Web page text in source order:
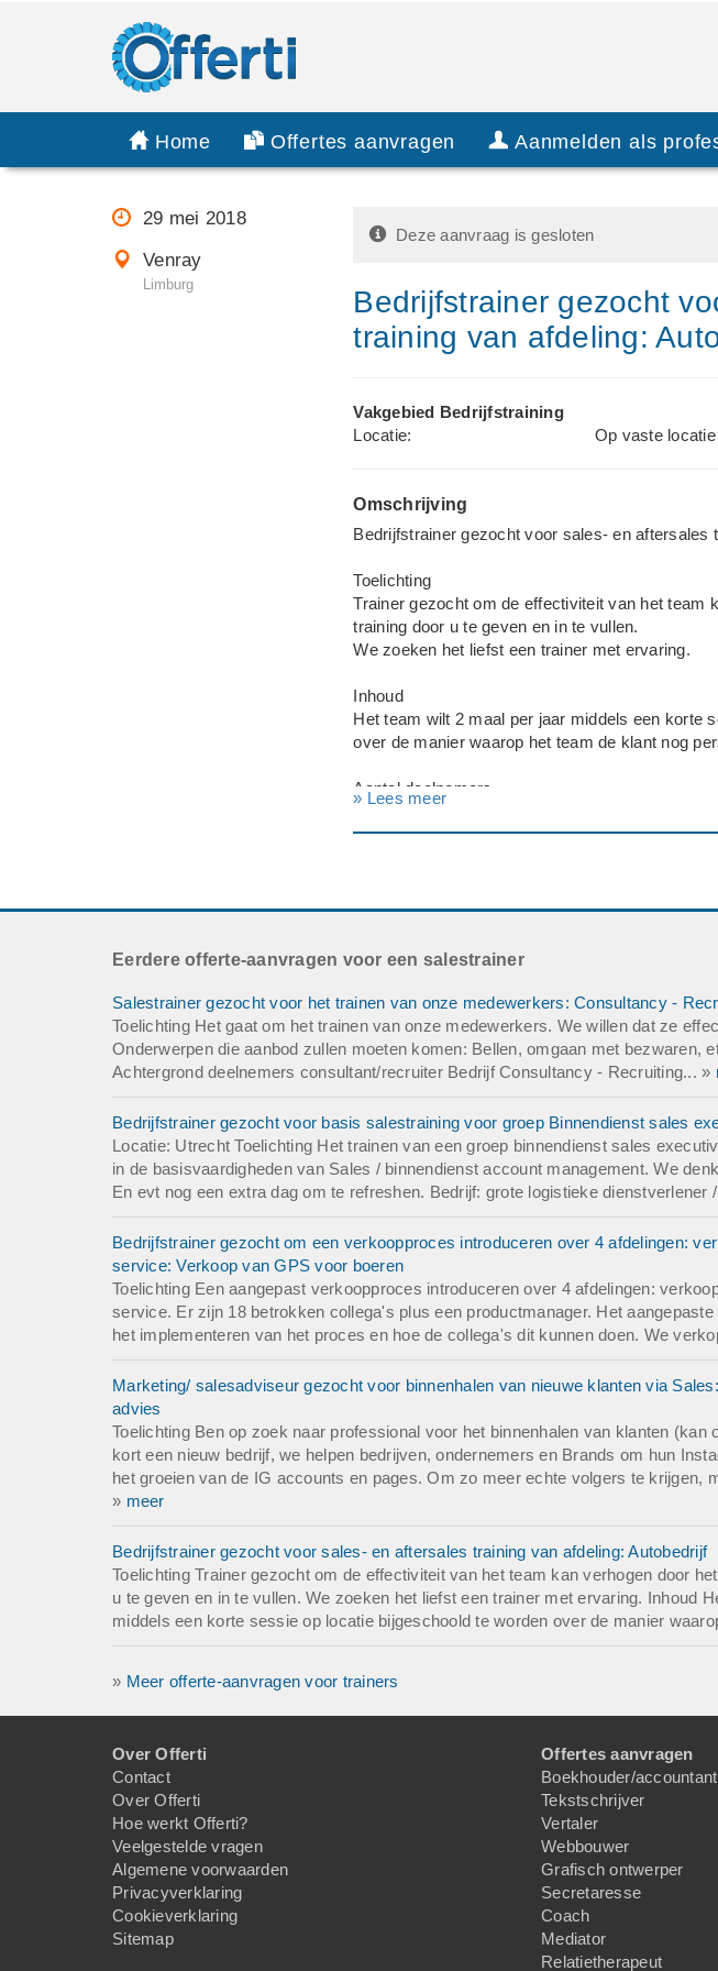
Home Offertes aanvragen Aanmelden als
29 mei 2018
Venray
Limburg
Deze aanvraag is gesloten
Bedrijfstrainer gezocht
training van afdeling:
Vakgebied Bedrijfstraining
Locatie:
Op vaste locatie
Omschrijving
Bedrijfstrainer gezocht voor sales- en aftersales
Toelichting
Trainer gezocht om de effectiviteit van het team
training door u te geven en in te vullen.
We zoeken het liefst een trainer met ervaring.
Inhoud
Het team wilt 2 maal per jaar middels een korte
over de manier waarop het team de klant nog
Aantal deelnemers
Commerciele medewerkers op aftersales en
Bedrijf
Autobedrijf
» Lees meer
Eerdere offerte-aanvragen voor een salestrainer
Salestrainer gezocht voor het trainen van onze medewerkers: Consultancy -
Toelichting Het gaat om het trainen van onze medewerkers. We willen dat ze
Onderwerpen die aanbod zullen moeten komen: Bellen, omgaan met bezwaren,
Achtergrond deelnemers consultant/recruiter Bedrijf Consultancy - Recruiting... »
Bedrijfstrainer gezocht voor basis salestraining voor groep Binnendienst sales
Locatie: Utrecht Toelichting Het trainen van een groep binnendienst sales
in de basisvaardigheden van Sales / binnendienst account management. We
En evt nog een extra dag om te refreshen. Bedrijf: grote logistieke dienstverlener
Bedrijfstrainer gezocht om een verkoopproces introduceren over 4 afdelingen:
service: Verkoop van GPS voor boeren
Toelichting Een aangepast verkoopproces introduceren over 4 afdelingen:
service. Er zijn 18 betrokken collega's plus een productmanager. Het
het implementeren van het proces en hoe de collega's dit kunnen doen. We
Marketing/ salesadviseur gezocht voor binnenhalen van nieuwe klanten via
advies
Toelichting Ben op zoek naar professional voor het binnenhalen van klanten (kan
kort een nieuw bedrijf, we helpen bedrijven, ondernemers en Brands om hun
het groeien van de IG accounts en pages. Om zo meer echte volgers te krijgen,
» meer
Bedrijfstrainer gezocht voor sales- en aftersales training van afdeling: Autobedrijf
Toelichting Trainer gezocht om de effectiviteit van het team kan verhogen door
u te geven en in te vullen. We zoeken het liefst een trainer met ervaring. Inhoud
middels een korte sessie op locatie bijgeschoold te worden over de manier
» Meer offerte-aanvragen voor trainers
Over Offerti
Contact
Over Offerti
Hoe werkt Offerti?
Veelgestelde vragen
Algemene voorwaarden
Privacyverklaring
Cookieverklaring
Sitemap
Offertes aanvragen
Boekhouder/accountant
Tekstschrijver
Vertaler
Webbouwer
Grafisch ontwerper
Secretaresse
Coach
Mediator
Relatietherapeut